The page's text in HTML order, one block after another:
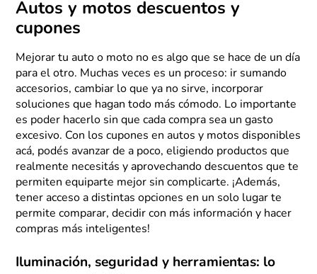
Autos y motos descuentos y
cupones
Mejorar tu auto o moto no es algo que se hace de un día
para el otro. Muchas veces es un proceso: ir sumando
accesorios, cambiar lo que ya no sirve, incorporar
soluciones que hagan todo más cómodo. Lo importante
es poder hacerlo sin que cada compra sea un gasto
excesivo. Con los cupones en autos y motos disponibles
acá, podés avanzar de a poco, eligiendo productos que
realmente necesitás y aprovechando descuentos que te
permiten equiparte mejor sin complicarte. ¡Además,
tener acceso a distintas opciones en un solo lugar te
permite comparar, decidir con más información y hacer
compras más inteligentes!
Iluminación, seguridad y herramientas: lo